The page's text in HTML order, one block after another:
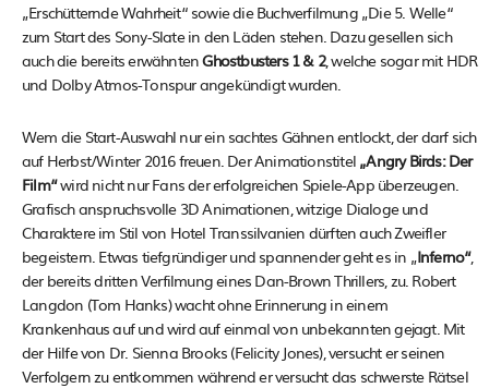
„Erschütternde Wahrheit“ sowie die Buchverfilmung „Die 5. Welle“
zum Start des Sony-Slate in den Läden stehen. Dazu gesellen sich
auch die bereits erwähntenGhostbusters 1 & 2, welche sogar mit HDR
und Dolby Atmos-Tonspur angekündigt wurden.
Wem die Start-Auswahl nur ein sachtes Gähnen entlockt, der darf sich
auf Herbst/Winter 2016 freuen. Der Animationstitel „Angry Birds: Der
Film“wird nicht nur Fans der erfolgreichen Spiele-App überzeugen.
Grafisch anspruchsvolle 3D Animationen, witzige Dialoge und
Charaktere im Stil von Hotel Transsilvanien dürften auch Zweifler
begeistern. Etwas tiefgründiger und spannender geht es in „Inferno“,
der bereits dritten Verfilmung eines Dan-Brown Thrillers, zu. Robert
Langdon (Tom Hanks) wacht ohne Erinnerung in einem
Krankenhaus auf und wird auf einmal von unbekannten gejagt. Mit
der Hilfe von Dr. Sienna Brooks (Felicity Jones), versucht er seinen
Verfolgern zu entkommen während er versucht das schwerste Rätsel